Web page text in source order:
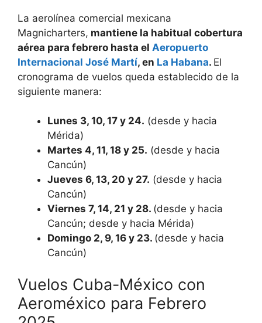
La aerolínea comercial mexicana
Magnicharters, mantiene la habitual cobertura
aérea para febrero hasta el Aeropuerto
Internacional José Martí, en La Habana. El
cronograma de vuelos queda establecido de la
siguiente manera:
Lunes 3, 10, 17 y 24. (desde y hacia
Mérida)
Martes 4, 11, 18 y 25. (desde y hacia
Cancún)
Jueves 6, 13, 20 y 27. (desde y hacia
Cancún)
Viernes 7, 14, 21 y 28. (desde y hacia
Cancún; desde y hacia Mérida)
Domingo 2, 9, 16 y 23. (desde y hacia
Cancún)
Vuelos Cuba-México con
Aeroméxico para Febrero